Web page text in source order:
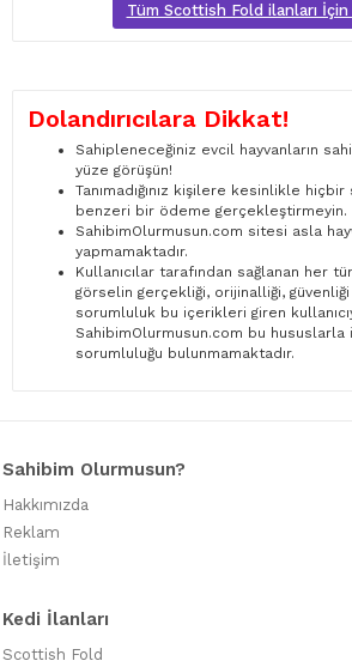
Tüm Scottish Fold ilanları İçin
Dolandırıcılara Dikkat!
Sahipleneceğiniz evcil hayvanların
yüze görüşün!
Tanımadığınız kişilere kesinlikle
benzeri bir ödeme gerçekleştirmeyin.
SahibimOlurmusun.com sitesi asla
yapmamaktadır.
Kullanıcılar tarafından sağlanan her
görselin gerçekliği, orijinalliği,
sorumluluk bu içerikleri giren
SahibimOlurmusun.com bu hususlarla
sorumluluğu bulunmamaktadır.
Sahibim Olurmusun?
Hakkımızda
Reklam
İletişim
Kedi İlanları
Scottish Fold